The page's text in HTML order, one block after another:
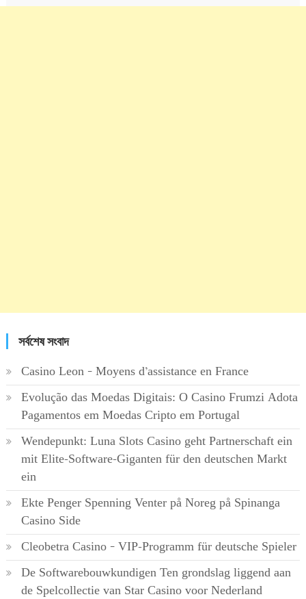
সর্বশেষ সংবাদ
Casino Leon – Moyens d’assistance en France
Evolução das Moedas Digitais: O Casino Frumzi Adota
Pagamentos em Moedas Cripto em Portugal
Wendepunkt: Luna Slots Casino geht Partnerschaft ein
mit Elite-Software-Giganten für den deutschen Markt
ein
Ekte Penger Spenning Venter på Noreg på Spinanga
Casino Side
Cleobetra Casino – VIP-Programm für deutsche Spieler
De Softwarebouwkundigen Ten grondslag liggend aan
de Spelcollectie van Star Casino voor Nederland